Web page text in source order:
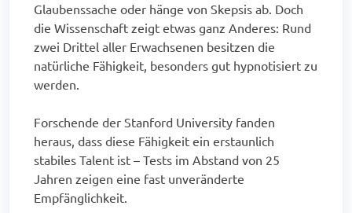
Glaubenssache oder hänge von Skepsis ab. Doch
die Wissenschaft zeigt etwas ganz Anderes: Rund
zwei Drittel aller Erwachsenen besitzen die
natürliche Fähigkeit, besonders gut hypnotisiert zu
werden.
Forschende der Stanford University fanden
heraus, dass diese Fähigkeit ein erstaunlich
stabiles Talent ist – Tests im Abstand von 25
Jahren zeigen eine fast unveränderte
Empfänglichkeit.